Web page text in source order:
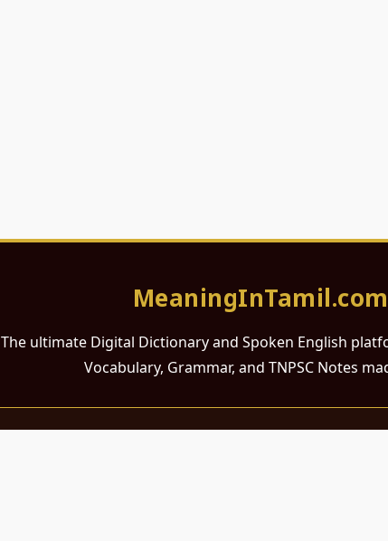
MeaningInTamil.com
The ultimate Digital Dictionary and Spoken English
Vocabulary, Grammar, and TNPSC Notes